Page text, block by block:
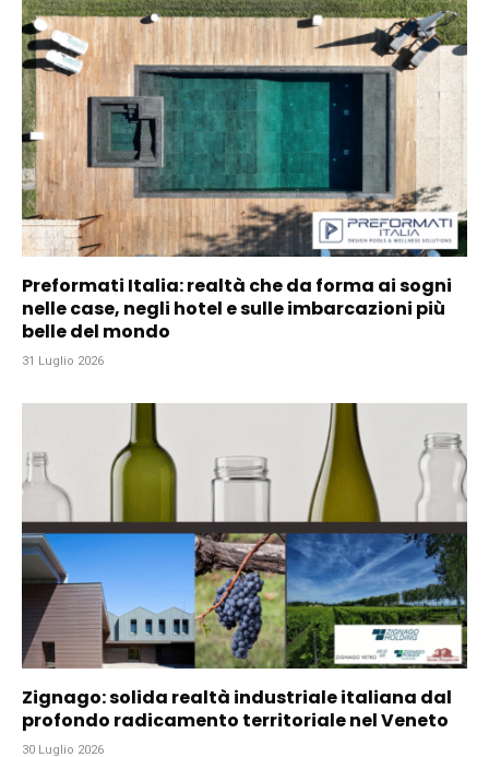
Preformati Italia: realtà che da forma ai sogni
nelle case, negli hotel e sulle imbarcazioni più
belle del mondo
31 Luglio 2026
Zignago: solida realtà industriale italiana dal
profondo radicamento territoriale nel Veneto
30 Luglio 2026